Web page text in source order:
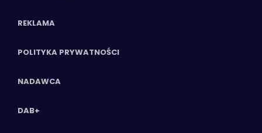
REKLAMA
POLITYKA PRYWATNOŚCI
NADAWCA
DAB+